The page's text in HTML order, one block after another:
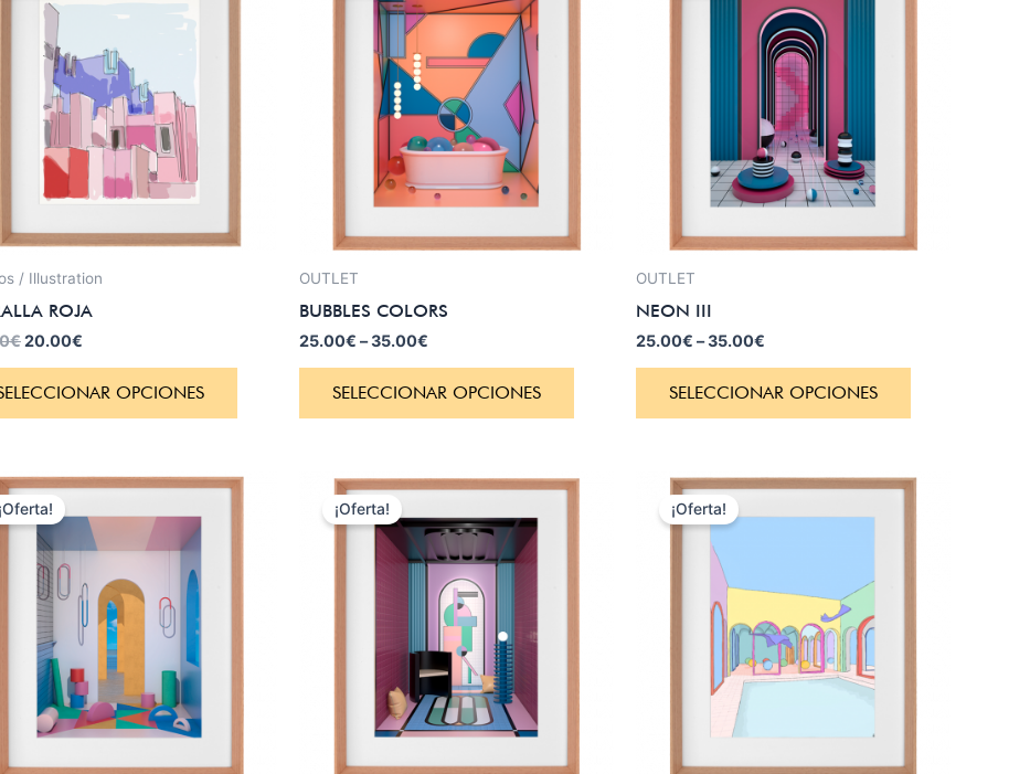
/ Illustration
ROJA
€
era:
30.00€.
20.00€
es:
OPCIONES
OUTLET
BUBBLES COLORS
25.00€ –35.00€
SELECCIONAR OPCIONES
OUTLET
NEON III
25.00€ –35.00€
SELECCIONAR OPCIONES
¡Oferta! ¡Oferta! ¡Oferta!
El
precio
original
era:
30.00€.
El
actual